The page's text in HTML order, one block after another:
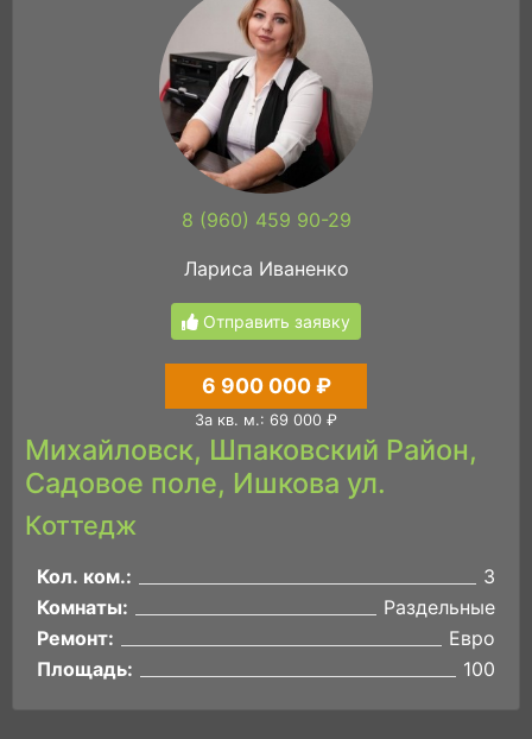
8 (960) 459 90-29
Лариса Иваненко
Отправить заявку
6 900 000 ₽
За кв. м.: 69 000 ₽
Михайловск, Шпаковский Район,
Садовое поле, Ишкова ул.
Коттедж
Кол. ком.:
3
Комнаты:
Раздельные
Ремонт:
Евро
Площадь:
100